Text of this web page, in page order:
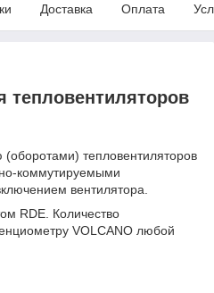
Доставка Оплата
тепловентиляторов
(оборотами) тепловентиляторов
коммутируемыми
вентилятора.
RDE. Количество
VOLCANO любой